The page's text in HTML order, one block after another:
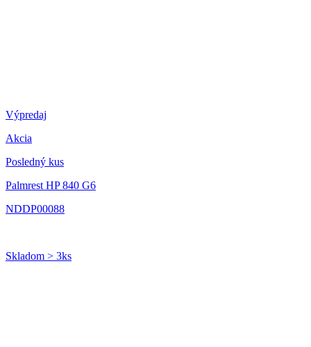
Výpredaj
Akcia
Posledný kus
Palmrest HP 840 G6
NDDP00088
Skladom > 3ks